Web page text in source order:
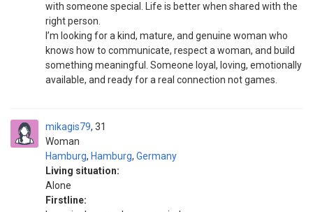
with someone special. Life is better when shared with the
right person.
I’m looking for a kind, mature, and genuine woman who
knows how to communicate, respect a woman, and build
something meaningful. Someone loyal, loving, emotionally
available, and ready for a real connection not games.
mikagis79
Woman
31
Hamburg, Hamburg, Germany
Living situation:
Alone
Firstline: